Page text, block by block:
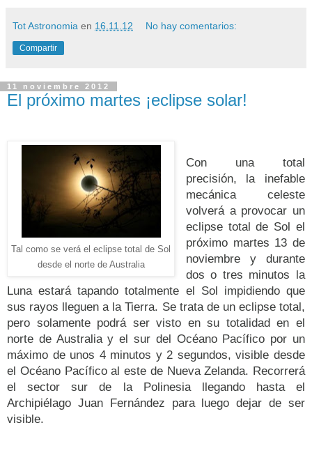
Tot Astronomia en 16.11.12 No hay comentarios:
Compartir
11 noviembre 2012
El próximo martes ¡eclipse solar!
Tal como se verá el eclipse total de Sol
desde el norte de Australia
Con una total
precisión, la inefable
mecánica celeste
volverá a provocar un
eclipse total de Sol el
próximo martes 13 de
noviembre y durante
dos o tres minutos la
Luna estará tapando totalmente el Sol impidiendo que
sus rayos lleguen a la Tierra. Se trata de un eclipse total,
pero solamente podrá ser visto en su totalidad en el
norte de Australia y el sur del Océano Pacífico por un
máximo de unos 4 minutos y 2 segundos, visible desde
el Océano Pacífico al este de Nueva Zelanda. Recorrerá
el sector sur de la Polinesia llegando hasta el
Archipiélago Juan Fernández para luego dejar de ser
visible.